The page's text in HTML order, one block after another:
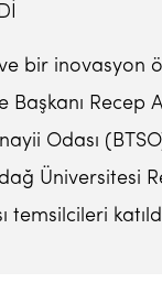
bir inovasyon
Recep
Odası
Üniversitesi
temsilcileri